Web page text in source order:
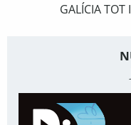
GALÍCIA TOT